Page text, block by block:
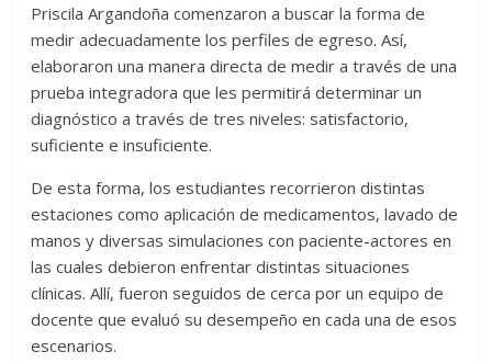
Priscila Argandoña comenzaron a buscar la forma de
medir adecuadamente los perfiles de egreso. Así,
elaboraron una manera directa de medir a través de una
prueba integradora que les permitirá determinar un
diagnóstico a través de tres niveles: satisfactorio,
suficiente e insuficiente.
De esta forma, los estudiantes recorrieron distintas
estaciones como aplicación de medicamentos, lavado de
manos y diversas simulaciones con paciente-actores en
las cuales debieron enfrentar distintas situaciones
clínicas. Allí, fueron seguidos de cerca por un equipo de
docente que evaluó su desempeño en cada una de esos
escenarios.